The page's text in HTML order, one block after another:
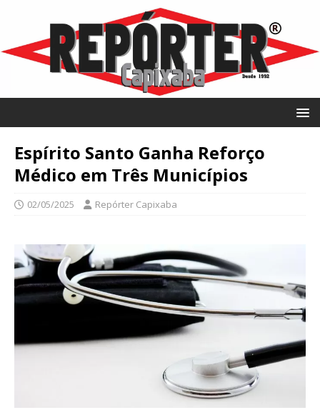
Espírito Santo Ganha Reforço
Médico em Três Municípios
02/05/2025 Repórter Capixaba